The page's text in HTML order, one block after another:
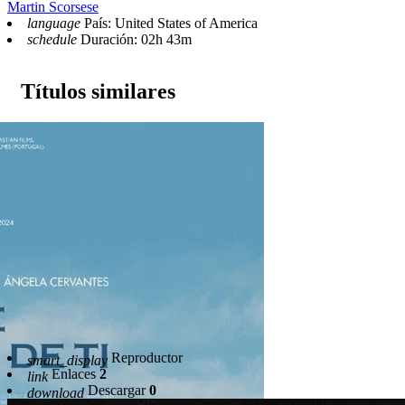
Martin Scorsese
language País: United States of America
schedule Duración: 02h 43m
Títulos similares
smart_display Reproductor
linkEnlaces 2
download Descargar0